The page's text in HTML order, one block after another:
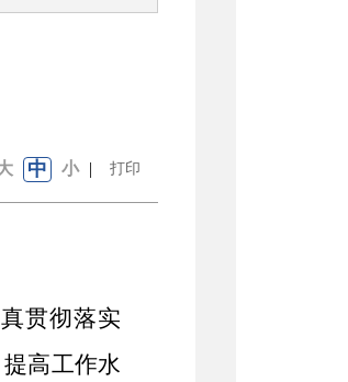
中 小 | 打印
贯彻落实
高工作水